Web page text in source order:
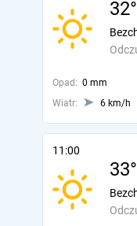
Opad: 0 mm
Wiatr:
6 km/h
11:00